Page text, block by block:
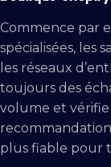
Commence par
spécialisées, les
les réseaux
toujours des
volume et vérifie
plus fiable pour